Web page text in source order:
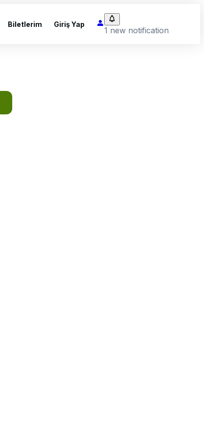
Biletlerim Giriş Yap
1 new notification